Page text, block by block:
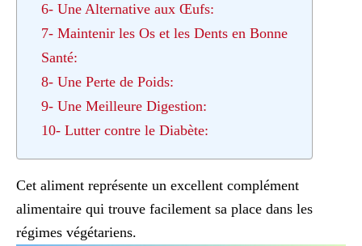
6- Une Alternative aux Œufs:
7- Maintenir les Os et les Dents en Bonne
Santé:
8- Une Perte de Poids:
9- Une Meilleure Digestion:
10- Lutter contre le Diabète:
Cet aliment représente un excellent complément
alimentaire qui trouve facilement sa place dans les
régimes végétariens.